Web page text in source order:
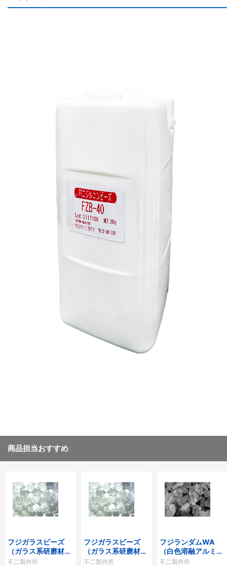
商品担当おすすめ
フジガラスビーズ
（ガラス系研磨材）
20kg入り
不二製作所
フジガラスビーズ
（ガラス系研磨材）
4kg入り
不二製作所
フジランダムWA
（白色溶融アルミナ
研磨材） 4kg入り
不二製作所